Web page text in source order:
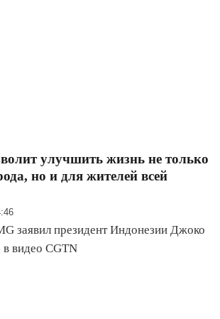
улучшить жизнь не только
но и для жителей всей
заявил президент Индонезии Джоко
видео CGTN